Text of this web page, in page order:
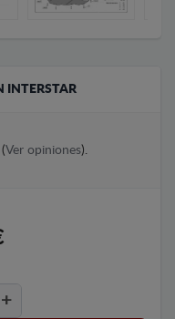
INTERSTAR
Ver opiniones).